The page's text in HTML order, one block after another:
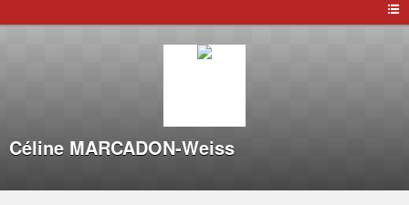
Céline MARCADON-Weiss